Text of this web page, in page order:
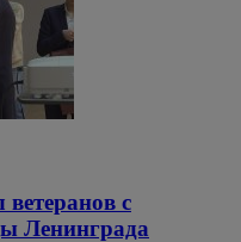
с
Ленинграда